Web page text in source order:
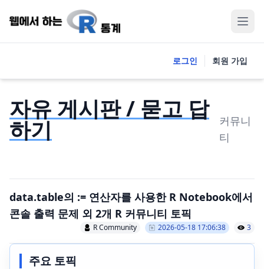
로그인 회원 가입
자유 게시판 / 묻고 답
하기
커뮤니
티
data.table의 := 연산자를 사용한 R Notebook에서
콘솔 출력 문제 외 2개 R 커뮤니티 토픽
R Community 2026-05-18 17:06:38 3
주요 토픽